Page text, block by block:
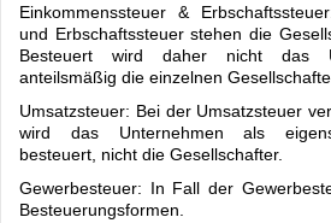
Einkommenssteuer &
und Erbschaftssteuer stehen die
Besteuert wird daher nicht das
anteilsmäßig die einzelnen
Umsatzsteuer: Bei der Umsatzsteuer
wird das Unternehmen als
besteuert, nicht die Gesellschafter.
Gewerbesteuer: In Fall der
Besteuerungsformen.